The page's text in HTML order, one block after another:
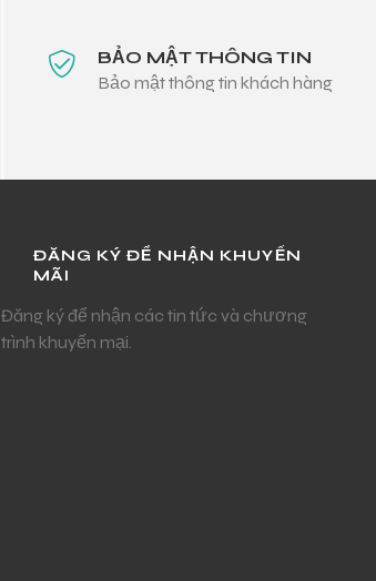
BẢO MẬT THÔNG TIN
Bảo mật thông tin khách hàng
ĐĂNG KÝ ĐỂ NHẬN KHUYẾN
MÃI
Đăng ký để nhận các tin tức và chương
trình khuyến mại.